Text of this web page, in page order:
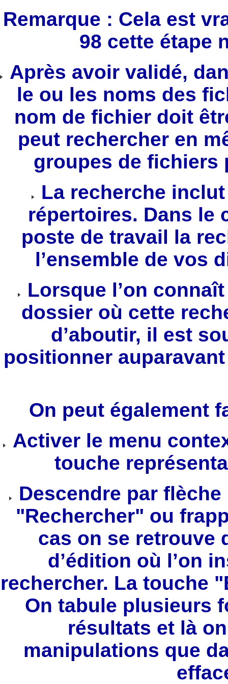
Remarque : Cela est
98 cette étape
Après avoir validé,
le ou les noms des
nom de fichier doit
peut rechercher en
groupes de fichiers
La recherche
répertoires. Dans le
poste de travail la
l’ensemble de vos
Lorsque l’on
dossier où cette
d’aboutir, il est
positionner
On peut également
Activer le menu
touche
Descendre par
"Rechercher" ou
cas on se retrouve
d’édition où l’on
rechercher. La touche
On tabule plusieurs
résultats et là
manipulations que